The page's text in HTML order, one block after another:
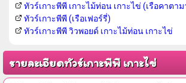
ทัวร์เกาะพีพี เกาะไม้ท่อน เกาะไข่ (เรือคาตา
ทัวร์เกาะพีพี (เรือเฟอร์รี่)
ทัวร์เกาะพีพี วิวพอยด์ เกาะไม้ท่อน เกาะไข่
รายละเอียดทัวร์เกาะพีพี เกาะไข่